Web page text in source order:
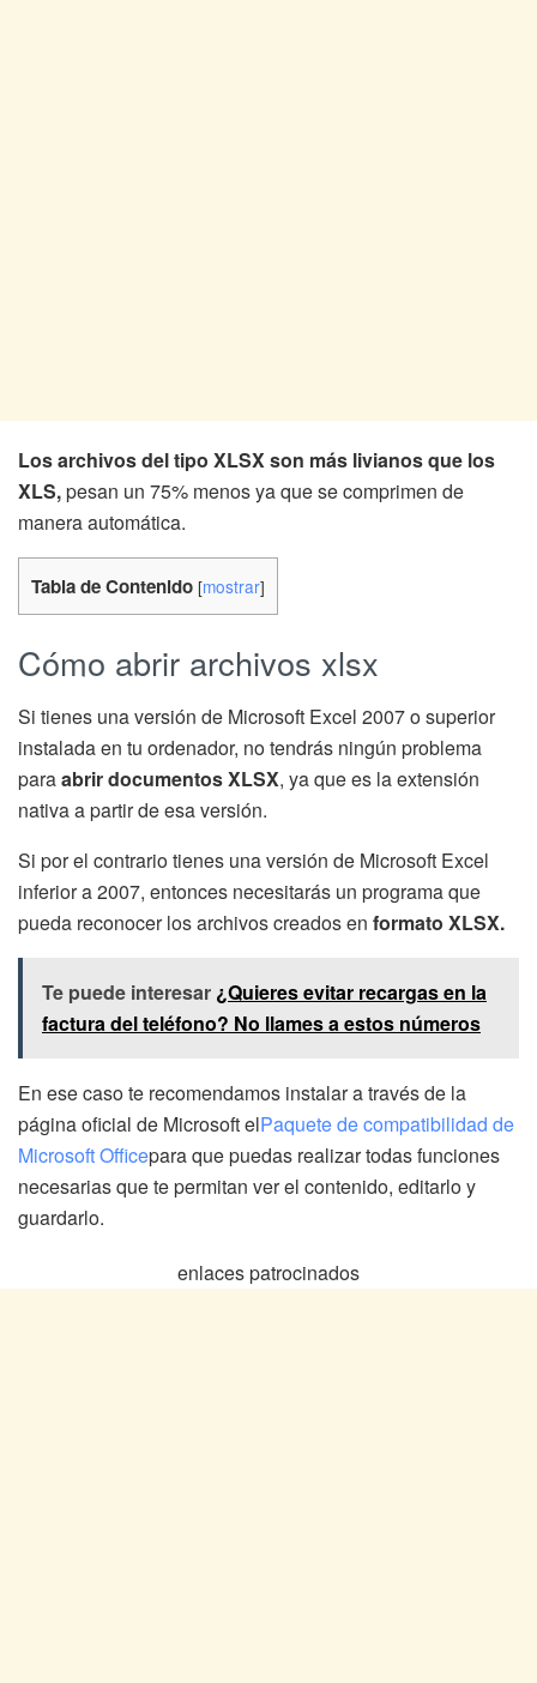
Los archivos del tipo XLSX son más livianos que los
XLS,pesan un 75% menos ya que se comprimen de
manera automática.
Tabla de Contenido [mostrar]
Cómo abrir archivos xlsx
Si tienes una versión de Microsoft Excel 2007 o superior
instalada en tu ordenador, no tendrás ningún problema
paraabrir documentos XLSX, ya que es la extensión
nativa a partir de esa versión.
Si por el contrario tienes una versión de Microsoft Excel
inferior a 2007, entonces necesitarás un programa que
pueda reconocer los archivos creados en formato XLSX.
Te puede interesar ¿Quieres evitar recargas en la
factura del teléfono? No llames a estos números
En ese caso te recomendamos instalar a través de la
página oficial de Microsoft elPaquete de compatibilidad de
Microsoft Officepara que puedas realizar todas funciones
necesarias que te permitan ver el contenido, editarlo y
guardarlo.
enlaces patrocinados